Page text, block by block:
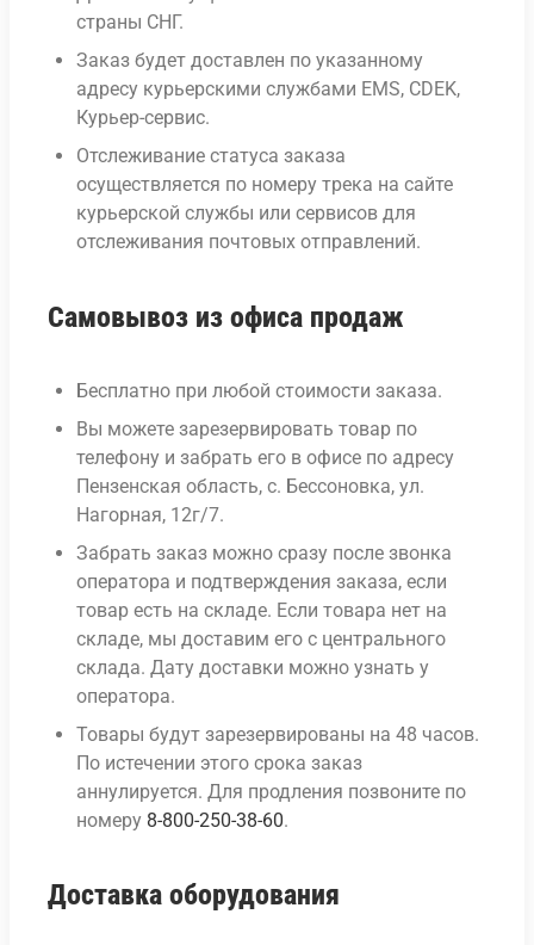
страны СНГ.
Заказ будет доставлен по указанному
адресу курьерскими службами EMS, CDEK,
Курьер-сервис.
Отслеживание статуса заказа
осуществляется по номеру трека на сайте
курьерской службы или сервисов для
отслеживания почтовых отправлений.
Самовывоз из офиса продаж
Бесплатно при любой стоимости заказа.
Вы можете зарезервировать товар по
телефону и забрать его в офисе по адресу
Пензенская область, с. Бессоновка, ул.
Нагорная, 12г/7.
Забрать заказ можно сразу после звонка
оператора и подтверждения заказа, если
товар есть на складе. Если товара нет на
складе, мы доставим его с центрального
склада. Дату доставки можно узнать у
оператора.
Товары будут зарезервированы на 48 часов.
По истечении этого срока заказ
аннулируется. Для продления позвоните по
номеру 8-800-250-38-60.
Доставка оборудования